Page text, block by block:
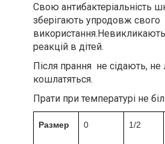
Свою антибактеріальність
зберігають упродовж свого
використання.Невикликають
реакцій в дітей.
Після прання не сідають, не
кошлатяться.
Прати при температурі не
Размер 0 1/2